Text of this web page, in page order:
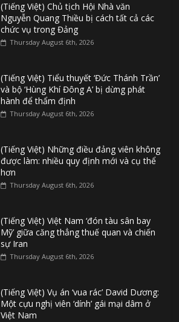
(Tiếng Việt) Chủ tịch Hội Nhà văn
Nguyễn Quang Thiều bị cách tất cả các
chức vụ trong Đảng
Thursday August 6th, 2026
(Tiếng Việt) Tiểu thuyết ‘Đức Thánh Trần’
và bộ ‘Hùng Khí Đông A’ bị dừng phát
hành để thẩm định
Thursday August 6th, 2026
(Tiếng Việt) Những điều đảng viên không
được làm: nhiều quy định mới và cụ thể
hơn
Thursday August 6th, 2026
(Tiếng Việt) Việt Nam ‘đón tàu sân bay
Mỹ’ giữa căng thẳng thuế quan và chiến
sự Iran
Thursday August 6th, 2026
(Tiếng Việt) Vụ án ‘vua rác’ David Dương:
Một cựu nghị viên ‘dính’ gái mại dâm ở
Việt Nam